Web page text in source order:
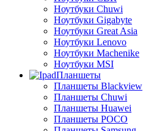
Ноутбуки Chuwi
Ноутбуки Gigabyte
Ноутбуки Great Asia
Ноутбуки Lenovo
Ноутбуки Machenike
Ноутбуки MSI
Планшеты
Планшеты Blackview
Планшеты Chuwi
Планшеты Huawei
Планшеты POCO